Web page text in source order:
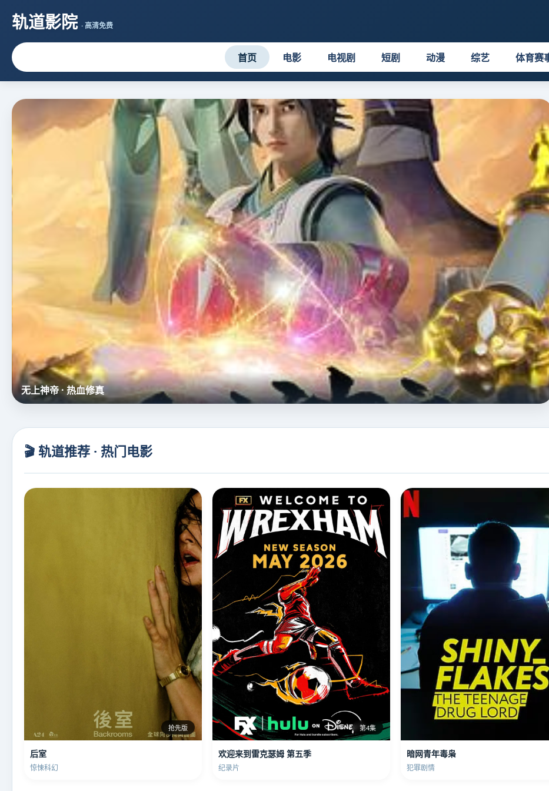
轨道影院 · 高清免费
首页 电影 电视剧 短剧 动漫 综艺 体育赛
名侦探柯南（中配）
🎬 轨道推荐 · 热门电影
抢先版
后室
惊悚科幻
第4集
欢迎来到雷克瑟姆 第五季
纪录片
暗网青年毒枭
犯罪剧情